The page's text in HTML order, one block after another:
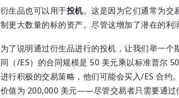
衍生品也可以用于投机。这是因为它们通常为交
制更大数量的标的资产。尽管这增加了潜在的利
为了说明通过衍生品进行的投机，让我们举一
同（/ES）的合同规模是 50 美元乘以标准普尔
进行积极的交易策略，他们可能会买入/ES 合约
价值为 200,000 美元——尽管交易者只需要通过